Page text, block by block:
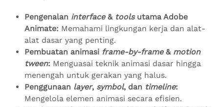
Pengenalan interface& toolsutama Adobe
Animate: Memahami lingkungan kerja dan alat-
alat dasar yang penting.
Pembuatan animasi frame-by-frame& motion
tween: Menguasai teknik animasi dasar hingga
menengah untuk gerakan yang halus.
Penggunaan layer, symbol, dan timeline:
Mengelola elemen animasi secara efisien.